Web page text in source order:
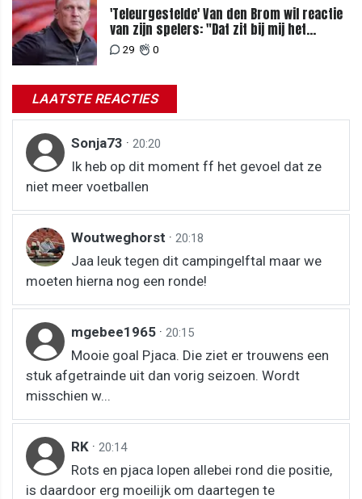
'Teleurgestelde' Van den Brom wil reactie
van zijn spelers: "Dat zit bij mij het
meeste diep"
29 0
LAATSTE REACTIES
Sonja73 · 20:20
Ik heb op dit moment ff het gevoel dat ze
niet meer voetballen
Woutweghorst · 20:18
Jaa leuk tegen dit campingelftal maar we
moeten hierna nog een ronde!
mgebee1965 · 20:15
Mooie goal Pjaca. Die ziet er trouwens een
stuk afgetrainde uit dan vorig seizoen. Wordt
misschien w...
RK · 20:14
Rots en pjaca lopen allebei rond die positie,
is daardoor erg moeilijk om daartegen te